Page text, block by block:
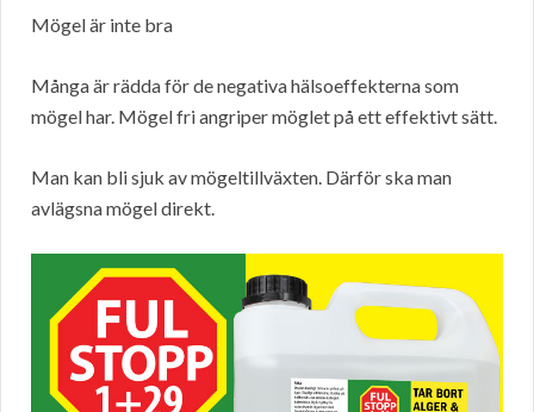
Mögel är inte bra
Många är rädda för de negativa hälsoeffekterna som
mögel har. Mögel fri angriper möglet på ett effektivt sätt.
Man kan bli sjuk av mögeltillväxten. Därför ska man
avlägsna mögel direkt.